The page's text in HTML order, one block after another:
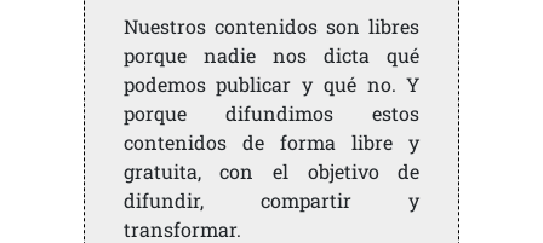
Nuestros contenidos son libres
porque nadie nos dicta qué
podemos publicar y qué no. Y
porque difundimos estos
contenidos de forma libre y
gratuita, con el objetivo de
difundir, compartir y
transformar.